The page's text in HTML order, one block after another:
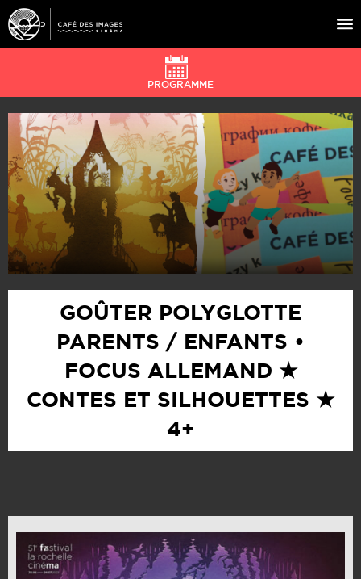
À L’AFFICHE
ÉVÉNEMENTS
CAFÉ DU CINÉ
PRATIQUE
ÉDUCATION AUX IMAGES
PROGRAMME
GOÛTER POLYGLOTTE
PARENTS / ENFANTS •
FOCUS ALLEMAND ★
CONTES ET SILHOUETTES ★
4+